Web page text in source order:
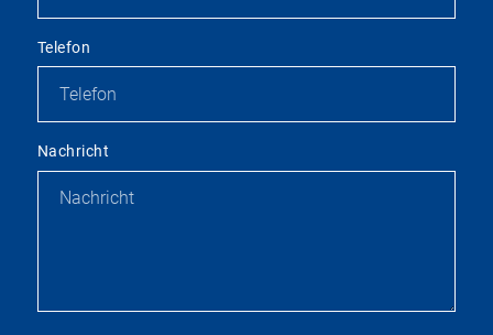
Telefon
Nachricht